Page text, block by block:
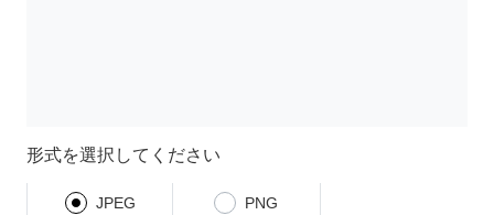
形式を選択してください
JPEG PNG